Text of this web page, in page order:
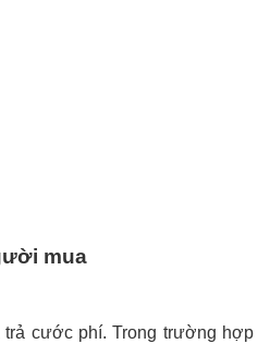
mua
cước phí. Trong trường hợp